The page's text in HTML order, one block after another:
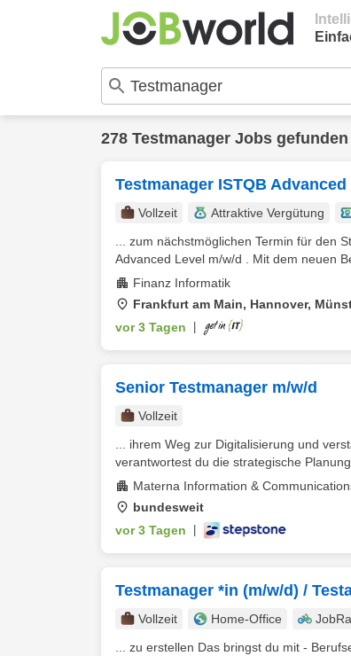
278 Testmanager Jobs gefunden
Testmanager ISTQB
Vollzeit Attraktive Vergütung
... zum nächstmöglichen Termin für den
Advanced Level m/w/d . Mit dem neuen
Finanz Informatik
Frankfurt am Main, Hannover,
vor 3 Tagen
Senior Testmanager m/w/d
Vollzeit
... ihrem Weg zur Digitalisierung und
verantwortest du die strategische
Materna Information &
bundesweit
vor 3 Tagen
Testmanager *in (m/w/d) /
Vollzeit Home-Office
... zu erstellen Das bringst du mit -